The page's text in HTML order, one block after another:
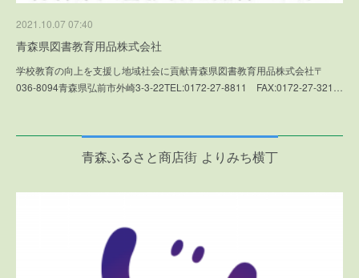
2021.10.07 07:40
青森県図書教育用品株式会社
学校教育の向上を支援し地域社会に貢献青森県図書教育用品株式会社〒
036-8094青森県弘前市外崎3-3-22TEL:0172-27-8811 FAX:0172-27-321…
青森ふるさと商店街 よりみち横丁